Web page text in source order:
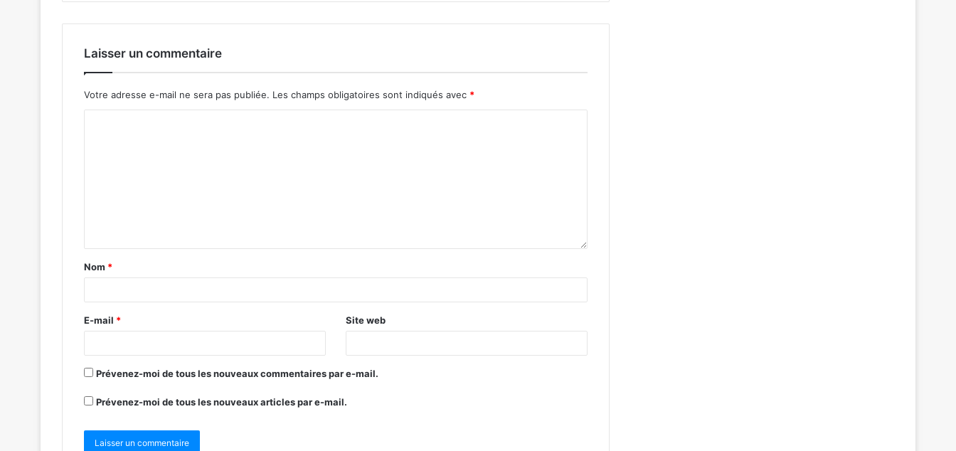
Laisser un commentaire
Votre adresse e-mail ne sera pas publiée. Les champs obligatoires sont indiqués avec *
Nom *
E-mail * Site web
Prévenez-moi de tous les nouveaux commentaires par e-mail.
Prévenez-moi de tous les nouveaux articles par e-mail.